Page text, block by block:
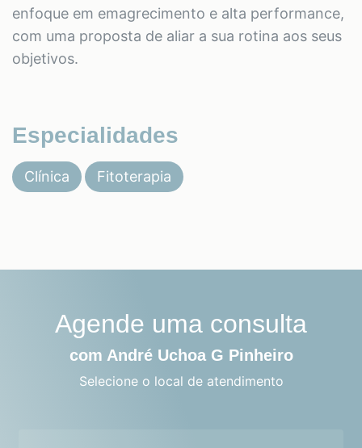
enfoque em emagrecimento e alta performance,
com uma proposta de aliar a sua rotina aos seus
objetivos.
Especialidades
Clínica Fitoterapia
Agende uma consulta
com André Uchoa G Pinheiro
Selecione o local de atendimento